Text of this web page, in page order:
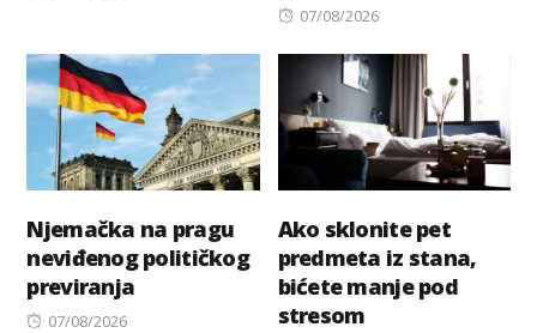
Posted
07/08/2026
Njemačka na pragu
neviđenog političkog
previranja
Posted
07/08/2026
Ako sklonite pet
predmeta iz stana,
bićete manje pod
stresom